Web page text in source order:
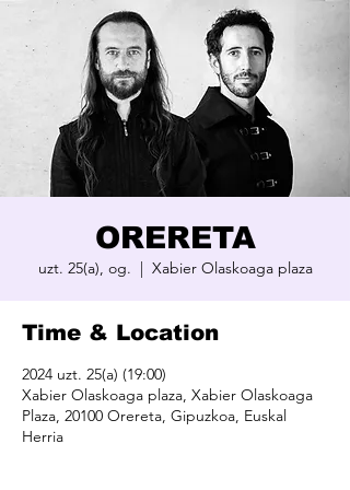
ORERETA
uzt. 25(a), og.
  |
Xabier Olaskoaga plaza
Time & Location
2024 uzt. 25(a) (19:00)
Xabier Olaskoaga plaza, Xabier Olaskoaga
Plaza, 20100 Orereta, Gipuzkoa, Euskal
Herria